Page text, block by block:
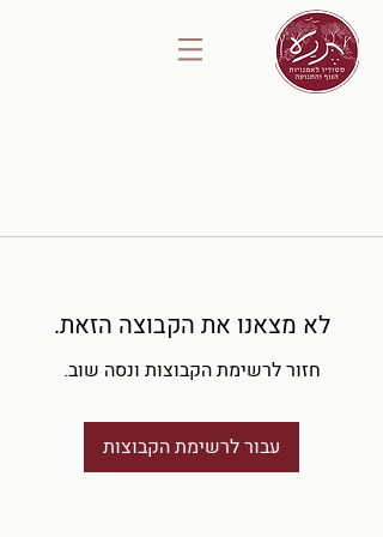
לא מצאנו את הקבוצה הזאת.
חזור לרשימת הקבוצות ונסה שוב.
עבור לרשימת הקבוצות